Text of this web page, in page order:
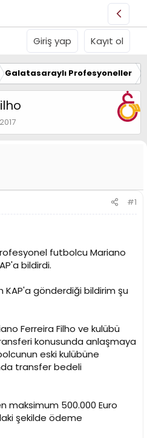
Giriş yap Kayıt ol
Galatasaraylı Profesyoneller
#1
futbolcu Mariano
bildirdi.
gönderdiği bildirim şu
Ferreira Filho ve kulübü
konusunda anlaşmaya
eski kulübüne
transfer bedeli
maksimum 500.000 Euro
şekilde ödeme